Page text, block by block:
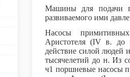
Машины для подачи
развиваемого ими
Насосы
Аристотеля (IV в.
действие силой людей
тысячелетий до н. Из
ч1 поршневые насосы